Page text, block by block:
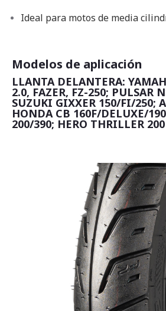
Ideal para motos de media
Modelos de aplicación
LLANTA DELANTERA:
2.0, FAZER, FZ-250; PULSAR
SUZUKI GIXXER 150/FI/250;
HONDA CB 160F/DELUXE/
200/390; HERO THRILLER 200